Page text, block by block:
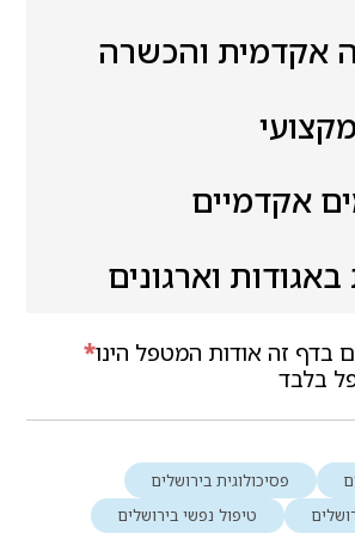
אקדמית והכשרה
מקצועי
אקדמיים
וארגונים
*בדף זה אודות המטפל הינו
בלבד
פסיכולוגית בירושלים
טיפול נפשי בירושלים